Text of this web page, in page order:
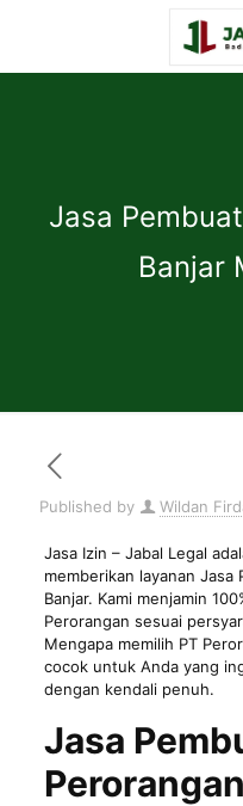
Jasa
Banjar
Published by Wildan
Jasa Izin – Jabal Legal
memberikan layanan Jasa
Banjar. Kami menjamin
Perorangan sesuai
Mengapa memilih PT
cocok untuk Anda yang
dengan kendali penuh.
Jasa